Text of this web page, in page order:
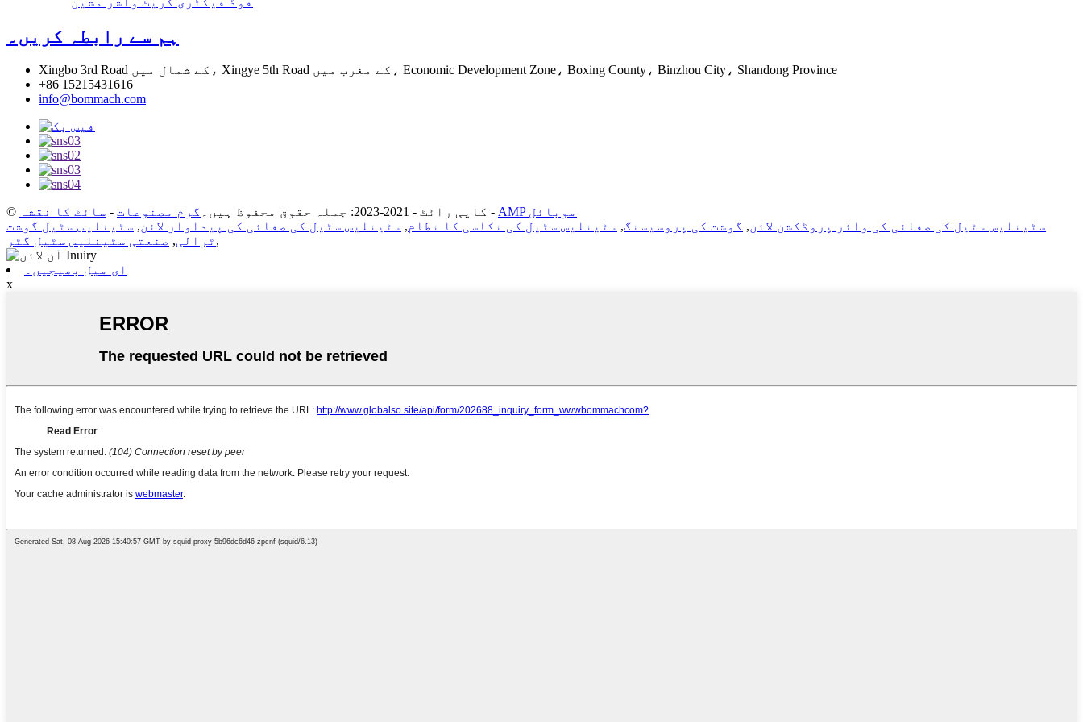
ہم سے رابطہ کریں۔
Xingbo 3rd Road کے شمال میں، Xingye 5th Road کے مغرب میں، Economic Development Zone، Boxing County، Binzhou City، Shandong Province
+86 15215431616
info@bommach.com
© کاپی رائٹ - 2021-2023: جملہ حقوق محفوظ ہیں۔ گرم مصنوعات - سائٹ کا نقشہ -
AMP موبائل
سٹینلیس سٹیل کی صفائی کی وائر پروڈکشن لائن, گوشت کی پروسیسنگ, سٹینلیس سٹیل کی نکاسی کا نظام, سٹینلیس سٹیل کی صفائی کی پیداوار لائن, سٹینلیس سٹیل گوشت
ٹرالی, صنعتی سٹینلیس سٹیل گٹر ,
ای میل بھیجیں۔
x